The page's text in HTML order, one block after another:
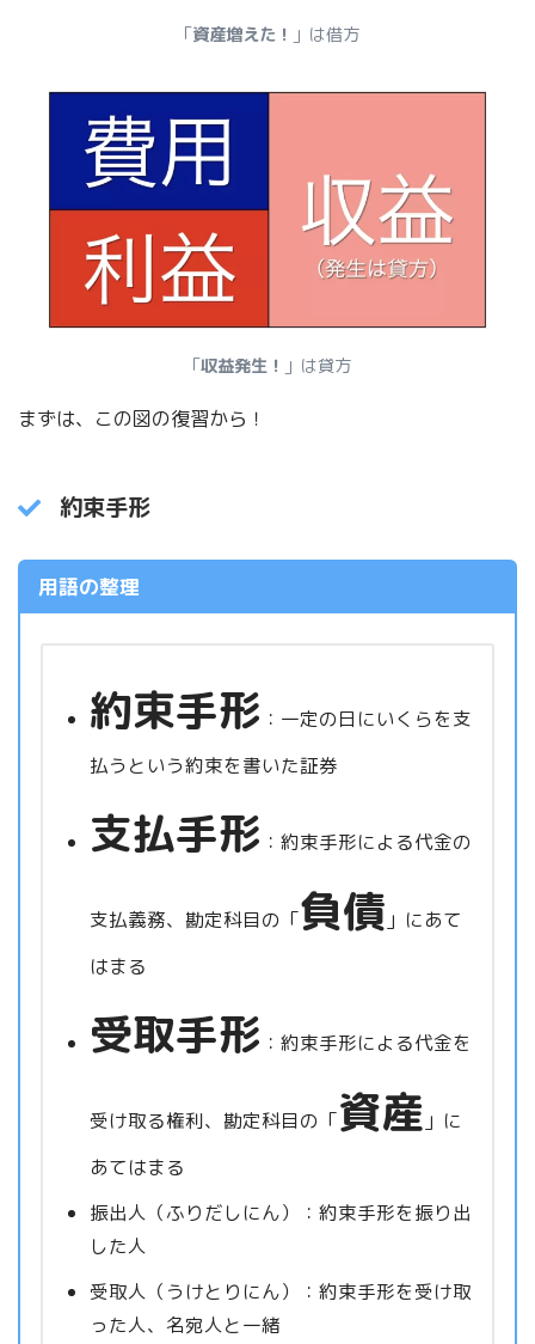
「資産増えた！ 」は借方
「収益発生！ 」は貸方
まずは、この図の復習から！
約束手形
用語の整理
約束手形 ：一定の日にいくらを支
払うという約束を書いた証券
支払手形 ：約束手形による代金の
支払義務、勘定科目の「負債 」にあて
はまる
受取手形 ：約束手形による代金を
受け取る権利、勘定科目の「資産 」に
あてはまる
振出人（ふりだしにん）：約束手形を振り出
した人
受取人（うけとりにん）：約束手形を受け取
った人、名宛人と一緒